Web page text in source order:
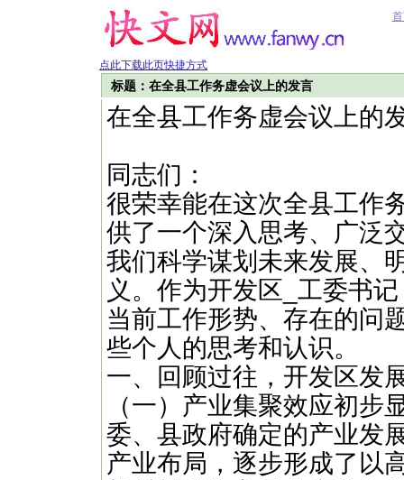
点此下载此页快捷方式
标题：在全县工作务虚会议上的发言
在全县工作务虚会议上的
同志们：
很荣幸能在这次全县工作
供了一个深入思考、广泛
我们科学谋划未来发展、
义。作为开发区_工委书
当前工作形势、存在的问
些个人的思考和认识。
一、回顾过往，开发区发
（一）产业集聚效应初步
委、县政府确定的产业发
产业布局，逐步形成了以